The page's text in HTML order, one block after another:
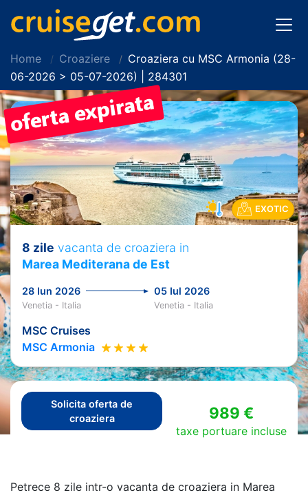
Home Croaziere
Croaziera cu MSC Armonia (28-
06-2026 > 05-07-2026) | 284301
EXOTIC
8 zile vacanta de croaziera in
Marea Mediterana de Est
28 Iun 2026 05 Iul 2026
Venetia - Italia Venetia - Italia
MSC Cruises
MSC Armonia
Solicita oferta de
croaziera
989 €
taxe portuare incluse
Petrece 8 zile intr-o vacanta de croaziera in Marea